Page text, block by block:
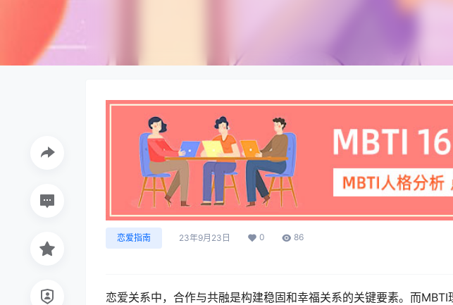
恋爱指南 23年9月23日 0 86
恋爱关系中，合作与共融是构建稳固和幸福关系的关键要素。而